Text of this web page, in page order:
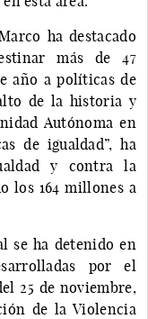
ha destacado
más de 47
año a políticas de
de la historia y
Autónoma en
de igualdad”, ha
y contra la
los 164 millones a
se ha detenido en
por el
25 de noviembre,
de la Violencia